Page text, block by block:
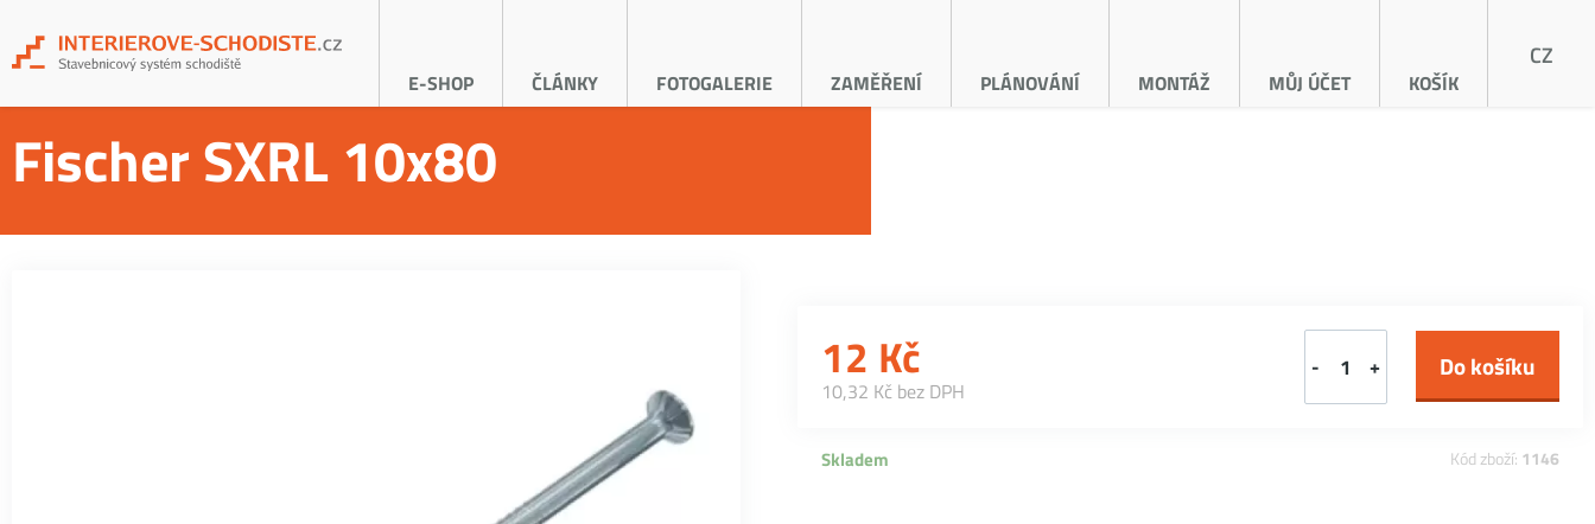
E-SHOP ČLÁNKY FOTOGALERIE ZAMĚŘENÍ PLÁNOVÁNÍ MONTÁŽ MŮJ ÚČET KOŠÍK
CZ
Fischer SXRL 10x80
12 Kč
10,32 Kč bez DPH
- +
Skladem Kód zboží: 1146